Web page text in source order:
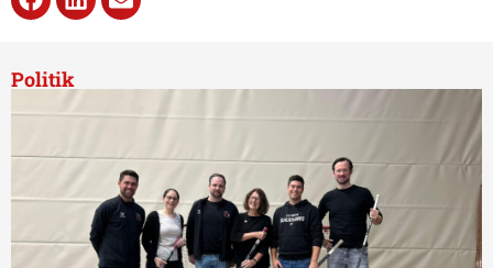
Politik